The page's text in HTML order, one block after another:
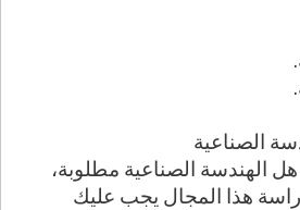
الصناعية
الهندسة الصناعية مطلوبة،
هذا المجال يجب عليك